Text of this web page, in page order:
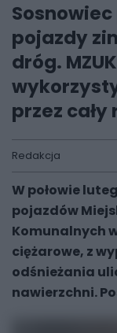
pojazdy
dróg.
przez cały
Redakcja
W połowie
pojazdów
Komunalnych
ciężarowe, z
odśnieżania
nawierzchni.